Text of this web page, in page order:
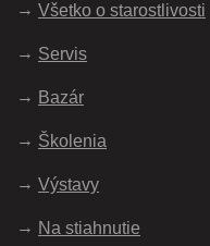
Všetko o starostlivosti
Servis
Bazár
Školenia
Výstavy
Na stiahnutie